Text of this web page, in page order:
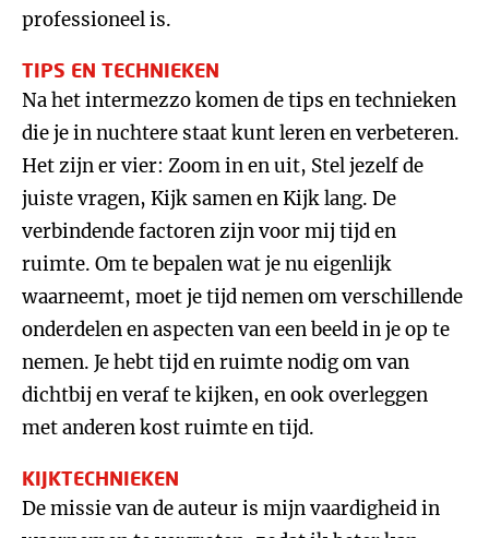
professioneel is.
TIPS EN TECHNIEKEN
Na het intermezzo komen de tips en technieken
die je in nuchtere staat kunt leren en verbeteren.
Het zijn er vier: Zoom in en uit, Stel jezelf de
juiste vragen, Kijk samen en Kijk lang. De
verbindende factoren zijn voor mij tijd en
ruimte. Om te bepalen wat je nu eigenlijk
waarneemt, moet je tijd nemen om verschillende
onderdelen en aspecten van een beeld in je op te
nemen. Je hebt tijd en ruimte nodig om van
dichtbij en veraf te kijken, en ook overleggen
met anderen kost ruimte en tijd.
KIJKTECHNIEKEN
De missie van de auteur is mijn vaardigheid in